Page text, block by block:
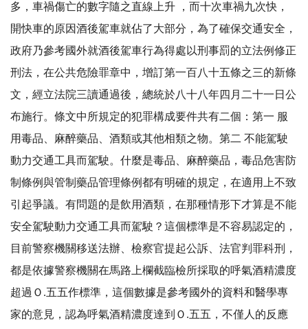
多，車禍傷亡的數字隨之直線上升 ，而十次車禍九次快，
開快車的原因酒後駕車就佔了大部分，為了確保交通安全，
政府乃參考國外就酒後駕車行為得處以刑事罰的立法例修正
刑法，在公共危險罪章中，增訂第一百八十五條之三的新條
文，經立法院三讀通過後，總統於八十八年四月二十一日公
布施行。條文中所規定的犯罪構成要件共有二個：第一 服
用毒品、麻醉藥品、酒類或其他相類之物。第二 不能駕駛
動力交通工具而駕駛。什麼是毒品、麻醉藥品，毒品危害防
制條例與管制藥品管理條例都有明確的規定，在適用上不致
引起爭議。有問題的是飲用酒類，在那種情形下才算是不能
安全駕駛動力交通工具而駕駛？這個標準是不容易認定的，
目前警察機關移送法辦、檢察官提起公訴、法官判罪科刑，
都是依據警察機關在馬路上欄截臨檢所採取的呼氣酒精濃度
超過Ｏ.五五作標準，這個數據是參考國外的資料和醫學專
家的意見，認為呼氣酒精濃度達到Ｏ.五五，不僅人的反應